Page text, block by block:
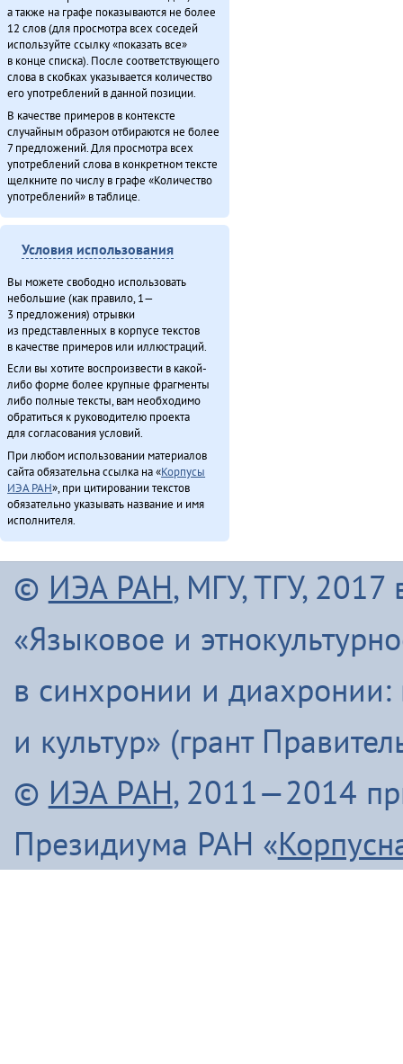
а также на графе показываются не более
12 слов (для просмотра всех соседей
используйте ссылку «показать все»
в конце списка). После соответствующего
слова в скобках указывается количество
его употреблений в данной позиции.
В качестве примеров в контексте
случайным образом отбираются не более
7 предложений. Для просмотра всех
употреблений слова в конкретном тексте
щелкните по числу в графе «Количество
употреблений» в таблице.
Условия использования
Вы можете свободно использовать
небольшие (как правило, 1—
3 предложения) отрывки
из представленных в корпусе текстов
в качестве примеров или иллюстраций.
Если вы хотите воспроизвести в какой-
либо форме более крупные фрагменты
либо полные тексты, вам необходимо
обратиться к руководителю проекта
для согласования условий.
При любом использовании материалов
сайта обязательна ссылка на «Корпусы
ИЭА РАН», при цитировании текстов
обязательно указывать название и имя
исполнителя.
© ИЭА РАН, МГУ, ТГУ, 2017
«Языковое и
в синхронии и диахронии:
и культур» (грант
© ИЭА РАН, 2011—2014
Президиума РАН «